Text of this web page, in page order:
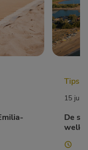
Tips
15 juni
De
welke